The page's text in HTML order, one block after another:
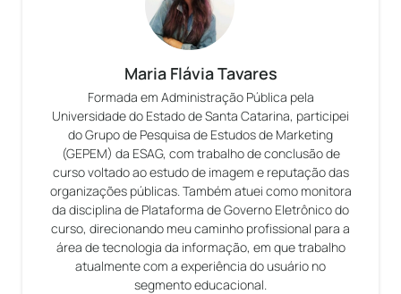
Maria Flávia Tavares
Formada em Administração Pública pela
Universidade do Estado de Santa Catarina, participei
do Grupo de Pesquisa de Estudos de Marketing
(GEPEM) da ESAG, com trabalho de conclusão de
curso voltado ao estudo de imagem e reputação das
organizações públicas. Também atuei como monitora
da disciplina de Plataforma de Governo Eletrônico do
curso, direcionando meu caminho profissional para a
área de tecnologia da informação, em que trabalho
atualmente com a experiência do usuário no
segmento educacional.